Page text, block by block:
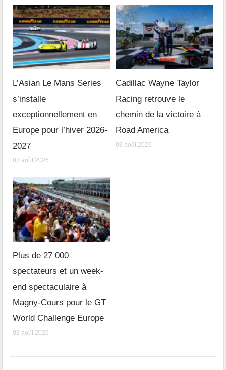
L’Asian Le Mans Series
s’installe
exceptionnellement en
Europe pour l’hiver 2026-
2027
03 août 2026
Cadillac Wayne Taylor
Racing retrouve le
chemin de la victoire à
Road America
03 août 2026
Plus de 27 000
spectateurs et un week-
end spectaculaire à
Magny-Cours pour le GT
World Challenge Europe
03 août 2026